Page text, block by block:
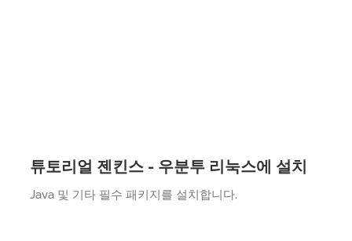
튜토리얼 젠킨스 - 우분투 리눅스에 설치
Java 및 기타 필수 패키지를 설치합니다.